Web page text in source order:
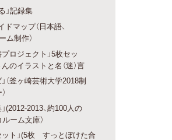
」記録集
マップ（日本語、
制作）
ロジェクト」5枚セッ
のイラストと名（迷）言
（釜ヶ崎芸術大学2018制
(2012-2013、約100人の
ム文庫）
ット」(5枚 すっとぼけた合